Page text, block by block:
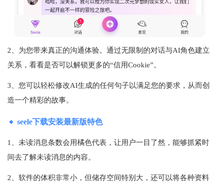
2、为您带来真正的沟通体验。通过无限制的对话与AI角色建立
关系，看看是否可以解锁更多的“信用Cookie”。
3、您可以轻松修改AI生成的任何句子以满足您的要求，从而创
造一个精彩的故事。
seele下载安装最新版特色
1、未读消息条数会用橘色代表，让用户一目了然，能够抓紧时
间去了解未读消息的内容。
2、软件的体积非常小，但储存空间特别大，还可以将各种资料